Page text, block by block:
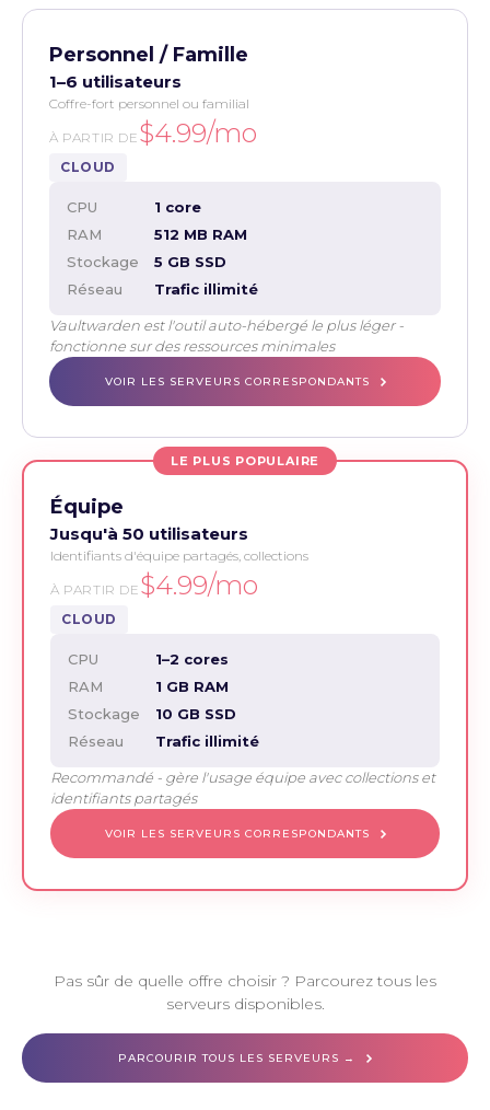
Personnel / Famille
1–6 utilisateurs
Coffre-fort personnel ou familial
À PARTIR DE $4.99/mo
CLOUD
CPU
1 core
RAM
512 MB RAM
Stockage
5 GB SSD
Réseau
Trafic illimité
Vaultwarden est l'outil auto-hébergé le plus léger -
fonctionne sur des ressources minimales
VOIR LES SERVEURS CORRESPONDANTS
LE PLUS POPULAIRE
Équipe
Jusqu'à 50 utilisateurs
Identifiants d'équipe partagés, collections
À PARTIR DE $4.99/mo
CLOUD
CPU
1–2 cores
RAM
1 GB RAM
Stockage
10 GB SSD
Réseau
Trafic illimité
Recommandé - gère l'usage équipe avec collections et
identifiants partagés
VOIR LES SERVEURS CORRESPONDANTS
Pas sûr de quelle offre choisir ? Parcourez tous les
serveurs disponibles.
PARCOURIR TOUS LES SERVEURS →